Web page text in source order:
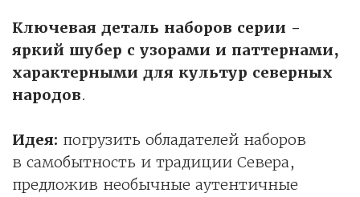
Ключевая деталь наборов серии -
яркий шубер с узорами и паттернами,
характерными для культур северных
народов.
Идея: погрузить обладателей наборов
в самобытность и традиции Севера,
предложив необычные аутентичные